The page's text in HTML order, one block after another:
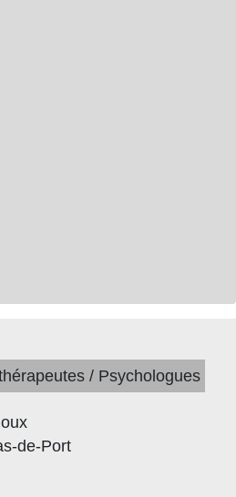
/ Psychologues
de-Port